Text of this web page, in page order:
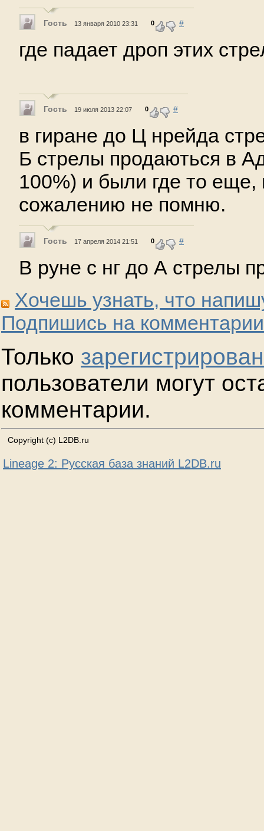
Гость 13 января 2010 23:31 0 #
где падает дроп этих
Гость 19 июля 2013 22:07 0 #
в гиране до Ц нрейда
Б стрелы продаються в
100%) и были где то еще,
сожалению не помню.
Гость 17 апреля 2014 21:51 0 #
В руне с нг до А стрелы
Хочешь узнать, что
Подпишись на
Только
пользователи могут
комментарии.
Copyright (c) L2DB.ru
Lineage 2: Русская база знаний L2DB.ru